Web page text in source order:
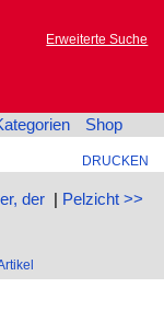
Erweiterte Suche
Shop
DRUCKEN
der| Pelzicht >>